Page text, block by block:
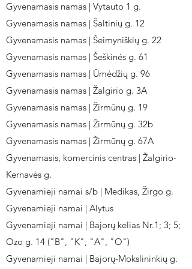
Gyvenamasis namas | Vytauto 1 g.
Gyvenamasis namas | Šaltinių g. 12
Gyvenamasis namas | Šeimyniškių g. 22
Gyvenamasis namas | Šeškinės g. 61
Gyvenamasis namas | Ūmėdžių g. 96
Gyvenamasis namas | Žalgirio g. 3A
Gyvenamasis namas | Žirmūnų g. 19
Gyvenamasis namas | Žirmūnų g. 32b
Gyvenamasis namas | Žirmūnų g. 67A
Gyvenamasis, komercinis centras | Žalgirio-
Kernavės g.
Gyvenamieji namai s/b | Medikas, Žirgo g.
Gyvenamieji namai | Alytus
Gyvenamieji namai | Bajorų kelias Nr.1; 3; 5;
Ozo g. 14 ("B", "K", "A", "O")
Gyvenamieji namai | Bajorų-Mokslininkių g.